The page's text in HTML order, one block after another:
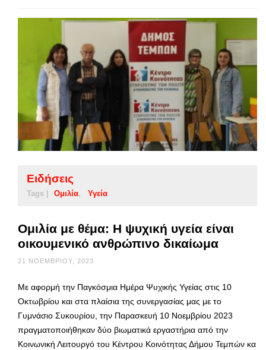
Ειδήσεις
Tags | Ομιλία Υγεία
Ομιλία με θέμα: Η ψυχική υγεία είναι
οικουμενικό ανθρώπινο δικαίωμα
21 ΝΟΕΜΒΡΊΟΥ, 2023
Με αφορμή την Παγκόσμια Ημέρα Ψυχικής Υγείας στις 10
Οκτωβρίου και στα πλαίσια της συνεργασίας μας με το
Γυμνάσιο Συκουρίου, την Παρασκευή 10 Νοεμβρίου 2023
πραγματοποιήθηκαν δύο βιωματικά εργαστήρια από την
Κοινωνική Λειτουργό του Κέντρου Κοινότητας Δήμου Τεμπών κα